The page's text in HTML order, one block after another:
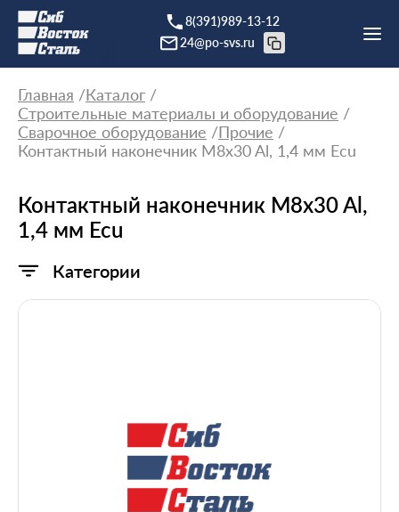
8(391)989-13-12
24@po-svs.ru
Главная
Каталог
Строительные материалы и оборудование
Сварочное оборудование
Прочие
Контактный наконечник M8x30 Al, 1,4 мм Ecu
Контактный наконечник M8x30 Al,
1,4 мм Ecu
Категории